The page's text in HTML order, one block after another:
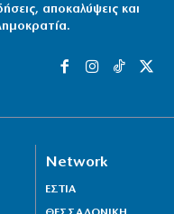
αποκαλύψεις και
Network
ΕΣΤΙΑ